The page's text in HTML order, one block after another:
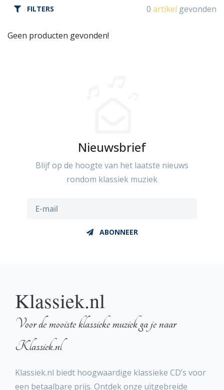
FILTERS 0 artikel gevonden
Geen producten gevonden!
Nieuwsbrief
Blijf op de hoogte van het laatste nieuws
rondom klassiek muziek
ABONNEER
Klassiek.nl
Voor de mooiste klassieke muziek ga je naar
Klassiek.nl
Klassiek.nl biedt hoogwaardige klassieke CD’s voor
een betaalbare prijs. Ontdek onze uitgebreide